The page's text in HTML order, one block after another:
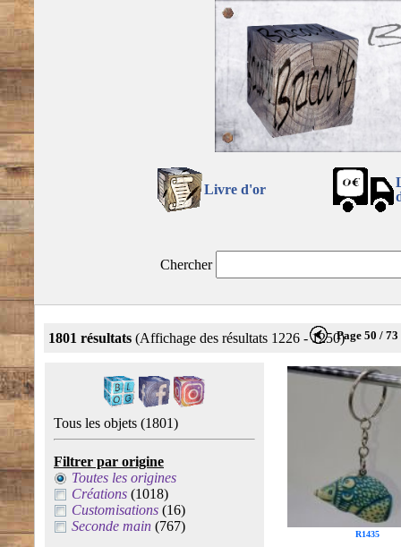
Livre d'or
Chercher
1801 résultats (Affichage des résultats 1226 - 1250)Page 50 / 73
Tous les objets (1801)
Filtrer par origine
Toutes les origines
Créations (1018)
Customisations (16)
Seconde main (767)
R1435